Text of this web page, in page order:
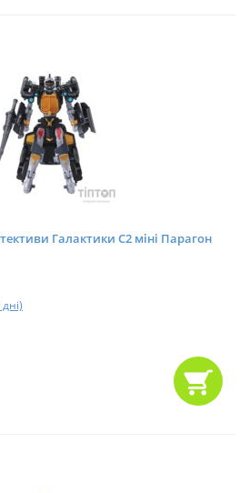
Галактики С2 міні Парагон